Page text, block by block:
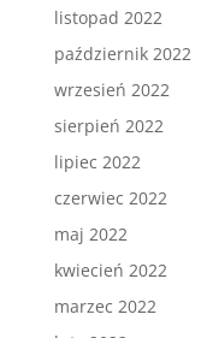
listopad 2022
październik 2022
wrzesień 2022
sierpień 2022
lipiec 2022
czerwiec 2022
maj 2022
kwiecień 2022
marzec 2022